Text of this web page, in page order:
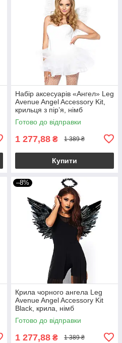
Набір аксесуарів «Ангел» Leg
Avenue Angel Accessory Kit,
крильця з пір’я, німб
Готово до відправки
1 277,88 ₴ 1 389 ₴
Купити
–8%
Крила чорного ангела Leg
Avenue Angel Accessory Kit
Black, крила, німб
Готово до відправки
1 277,88 ₴ 1 389 ₴